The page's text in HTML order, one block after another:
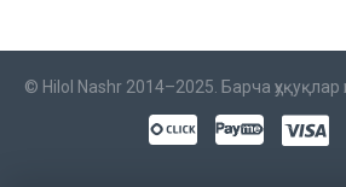
© Hilol Nashr 2014–2025. Барча ҳуқуқлар